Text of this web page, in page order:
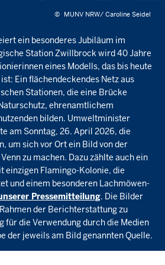
© MUNV NRW/ Caroline Seidel
ein besonderes Jubiläum im
Station Zwillbrock wird 40 Jahre
eines Modells, das bis heute
Ein flächendeckendes Netz aus
Stationen, die eine Brücke
ehrenamtlichem
bilden. Umweltminister
am Sonntag, 26. April 2026, die
um sich vor Ort ein Bild von der
zu machen. Dazu zählte auch ein
einzigen Flamingo-Kolonie, die
und einem besonderen Lachmöwen-
Pressemitteilung. Die Bilder
der Berichterstattung zu
für die Verwendung durch die Medien
der jeweils am Bild genannten Quelle.